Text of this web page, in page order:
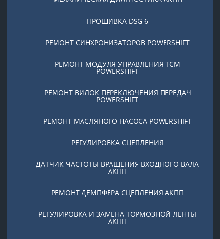
ПРОШИВКА DSG 6
РЕМОНТ СИНХРОНИЗАТОРОВ POWERSHIFT
РЕМОНТ МОДУЛЯ УПРАВЛЕНИЯ TCM
POWERSHIFT
РЕМОНТ ВИЛОК ПЕРЕКЛЮЧЕНИЯ ПЕРЕДАЧ
POWERSHIFT
РЕМОНТ МАСЛЯНОГО НАСОСА POWERSHIFT
РЕГУЛИРОВКА СЦЕПЛЕНИЯ
ДАТЧИК ЧАСТОТЫ ВРАЩЕНИЯ ВХОДНОГО ВАЛА
АКПП
РЕМОНТ ДЕМПФЕРА СЦЕПЛЕНИЯ АКПП
РЕГУЛИРОВКА И ЗАМЕНА ТОРМОЗНОЙ ЛЕНТЫ
АКПП